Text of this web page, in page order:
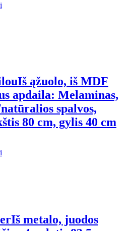
Iš ąžuolo, iš MDF
apdaila: Melaminas,
spalvos,
80 cm, gylis 40 cm
Iš metalo, juodos